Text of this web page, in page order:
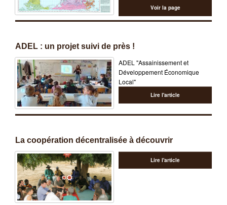
Voir la page
ADEL : un projet suivi de près !
ADEL "Assainissement et
Développement Économique
Local"
Lire l'article
La coopération décentralisée à découvrir
Lire l'article